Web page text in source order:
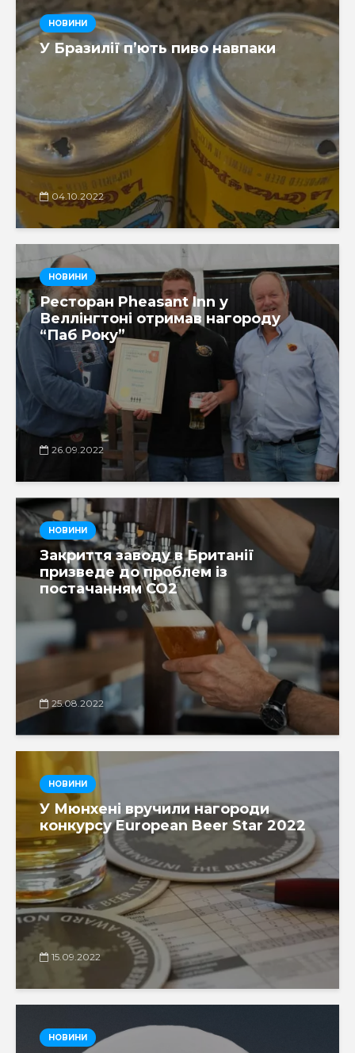
НОВИНИ
У Бразилії п’ють пиво навпаки
04.10.2022
НОВИНИ
Ресторан Pheasant Inn у
Веллінгтоні отримав нагороду
“Паб Року”
26.09.2022
НОВИНИ
Закриття заводу в Британії
призведе до проблем із
постачанням CO2
25.08.2022
НОВИНИ
У Мюнхені вручили нагороди
конкурсу European Beer Star 2022
15.09.2022
НОВИНИ